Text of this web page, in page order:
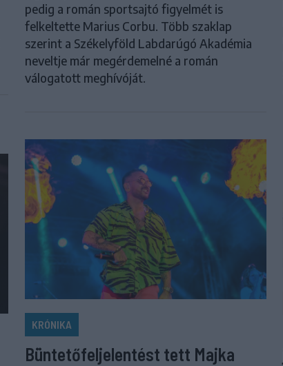
pedig a román sportsajtó figyelmét is
felkeltette Marius Corbu. Több szaklap
szerint a Székelyföld Labdarúgó Akadémia
neveltje már megérdemelné a román
válogatott meghívóját.
KRÓNIKA
Büntetőfeljelentést tett Majka